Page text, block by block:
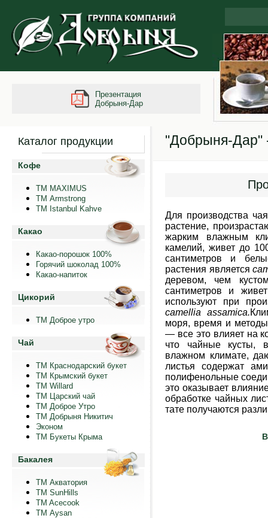
Презентация
Добрыня-Дар
Каталог продукции
Кофе
ТМ MAXIMUS
ТМ Armstrong
TM Istanbul Kahve
Какао
Какао-порошок 100%
Горячий шоколад 100%
Какао-напиток
Цикорий
ТМ Доброе утро
Чай
ТМ Краснодарский букет
ТМ Крымский букет
ТМ Willard
ТМ Царский чай
ТМ Доброе Утро
ТМ Добрыня Никитич
Эконом
ТМ Букеты Крыма
Бакалея
ТМ Акватория
ТМ SunHills
TM Acecook
ТМ Aysan
"Добрыня-Дар"
Для производства
рас­тение,
жарким влажным
камелий, живет до
сантиметров и
растения является
дере­вом, чем
сантиметров и
используют при
camellia
assamica.
моря, время и
— все это влияет на
что чайные кусты,
влажном климате,
листья содержат
полифенольные
это оказывает
обработке чайных
тате получаются